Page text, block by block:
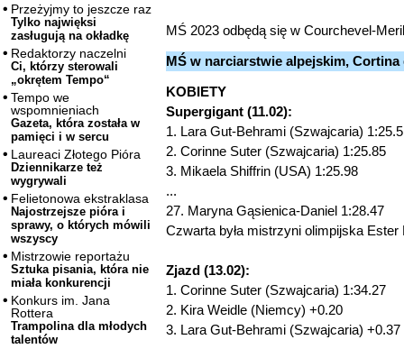
Przeżyjmy to jeszcze raz
Tylko najwięksi
zasługują na okładkę
Redaktorzy naczelni
Ci, którzy sterowali
„okrętem Tempo“
Tempo we
wspomnieniach
Gazeta, która została w
pamięci i w sercu
Laureaci Złotego Pióra
Dziennikarze też
wygrywali
Felietonowa ekstraklasa
Najostrzejsze pióra i
sprawy, o których mówili
wszyscy
Mistrzowie reportażu
Sztuka pisania, która nie
miała konkurencji
Konkurs im. Jana
Rottera
Trampolina dla młodych
talentów
MŚ 2023 odbędą się w Courchevel-
MŚ w narciarstwie alpejskim, Cortina
KOBIETY
Supergigant (11.02):
1. Lara Gut-Behrami (Szwajcaria)
2. Corinne Suter (Szwajcaria) 1:25.85
3. Mikaela Shiffrin (USA) 1:25.98
...
27. Maryna Gąsienica-Daniel 1:28.47
Czwarta była mistrzyni olimpijska
Zjazd (13.02):
1. Corinne Suter (Szwajcaria) 1:34.27
2. Kira Weidle (Niemcy) +0.20
3. Lara Gut-Behrami (Szwajcaria) +0.37